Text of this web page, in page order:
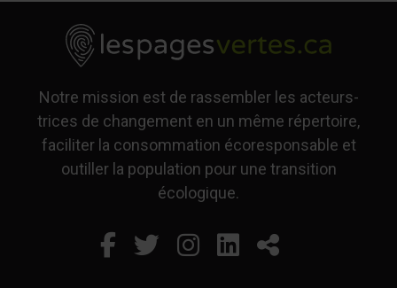
Notre mission est de rassembler les acteurs-
trices de changement en un même répertoire,
faciliter la consommation écoresponsable et
outiller la population pour une transition
écologique.
Facebook
Ce lien s'ouvrira dans
Twitter
Ce lien s'ouvrira
Instagram
Ce lien s'ouvrira
LinkedIn
Ce lien
Partager